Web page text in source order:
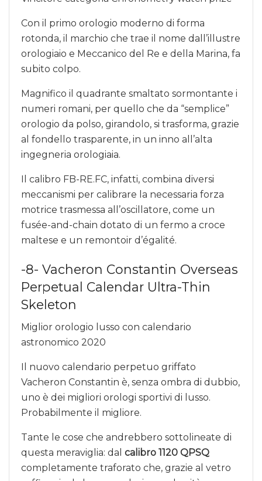
Con il primo orologio moderno di forma
rotonda, il marchio che trae il nome dall’illustre
orologiaio e Meccanico del Re e della Marina, fa
subito colpo.
Magnifico il quadrante smaltato sormontante i
numeri romani, per quello che da “semplice”
orologio da polso, girandolo, si trasforma, grazie
al fondello trasparente, in un inno all’alta
ingegneria orologiaia.
Il calibro FB-RE.FC, infatti, combina diversi
meccanismi per calibrare la necessaria forza
motrice trasmessa all’oscillatore, come un
fusée-and-chain dotato di un fermo a croce
maltese e un remontoir d’égalité.
-8- Vacheron Constantin Overseas
Perpetual Calendar Ultra-Thin
Skeleton
Miglior orologio lusso con calendario
astronomico 2020
Il nuovo calendario perpetuo griffato
Vacheron Constantin è, senza ombra di dubbio,
uno è dei migliori orologi sportivi di lusso.
Probabilmente il migliore.
Tante le cose che andrebbero sottolineate di
questa meraviglia: dal calibro 1120 QPSQ
completamente traforato che, grazie al vetro